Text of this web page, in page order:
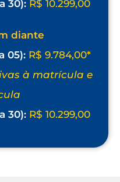
30): R$ 10.299,00
diante
05): R$ 9.784,00*
à matrícula e
30): R$ 10.299,00